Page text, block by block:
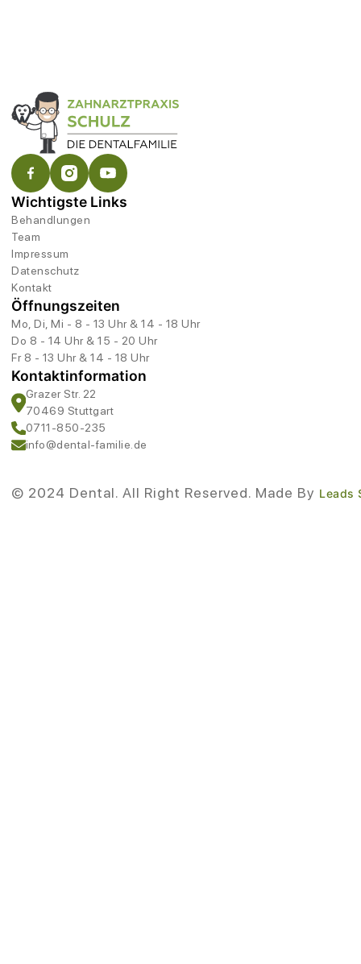
Wichtigste Links
Behandlungen
Team
Impressum
Datenschutz
Kontakt
Öffnungszeiten
Mo, Di, Mi - 8 - 13 Uhr & 14 - 18 Uhr
Do 8 - 14 Uhr & 15 - 20 Uhr
Fr 8 - 13 Uhr & 14 - 18 Uhr
Kontaktinformation
Grazer Str. 22
70469 Stuttgart
0711-850-235
info@dental-familie.de
© 2024 Dental. All Right Reserved. Made By Leads